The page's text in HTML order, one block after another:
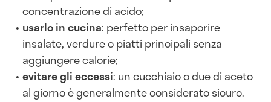
concentrazione di acido;
usarlo in cucina: perfetto per insaporire
insalate, verdure o piatti principali senza
aggiungere calorie;
evitare gli eccessi: un cucchiaio o due di aceto
al giorno è generalmente considerato sicuro.